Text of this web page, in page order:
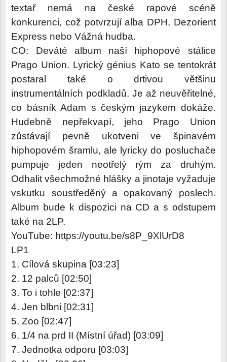
textař nemá na české rapové scéně
konkurenci, což potvrzují alba DPH, Dezorient
Express nebo Vážná hudba.
CO: Deváté album naší hiphopové stálice
Prago Union. Lyrický génius Kato se tentokrát
postaral také o drtivou většinu
instrumentálních podkladů. Je až neuvěřitelné,
co básník Adam s českým jazykem dokáže.
Hudebně nepřekvapí, jeho Prago Union
zůstávají pevně ukotveni ve špinavém
hiphopovém šramlu, ale lyricky do posluchače
pumpuje jeden neotřelý rým za druhým.
Odhalit všechmožné hlášky a jinotaje vyžaduje
vskutku soustředěný a opakovaný poslech.
Album bude k dispozici na CD a s odstupem
také na 2LP.
YouTube: https://youtu.be/s8P_9XlUrD8
LP1
1. Cílová skupina [03:23]
2. 12 palců [02:50]
3. To i tohle [02:37]
4. Jen blbni [02:31]
5. Zoo [02:47]
6. 1/4 na prd II (Místní úřad) [03:09]
7. Jednotka odporu [03:03]